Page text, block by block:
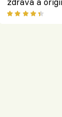
klasiky